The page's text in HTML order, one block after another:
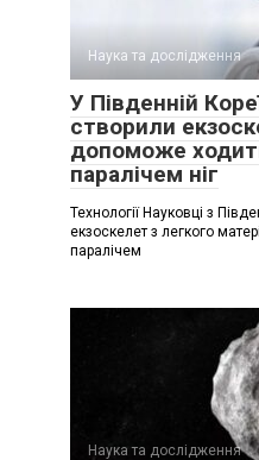
Наука та дослідження
У Південній
створили
допоможе
паралічем ніг
Технології Науковці з
екзоскелет з легкого
паралічем
Наука та дослідження